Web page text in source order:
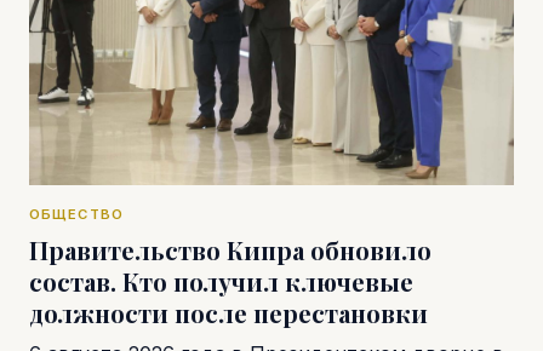
ОБЩЕСТВО
Правительство Кипра обновило
состав. Кто получил ключевые
должности после перестановки